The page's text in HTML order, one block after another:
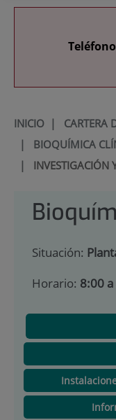
INICIO| CARTERA
| BIOQUÍMICA
| INVESTIGACIÓN
Situación:
Horario: 8:00